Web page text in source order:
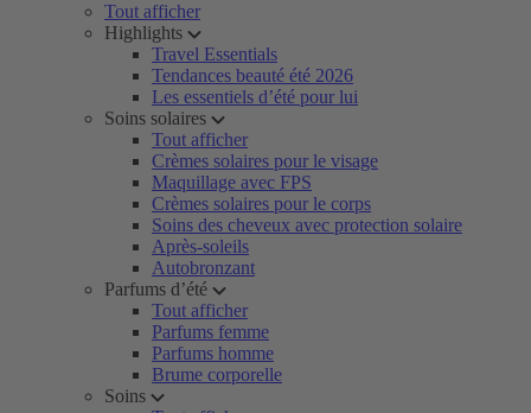
Tout afficher
Highlights
Travel Essentials
Tendances beauté été 2026
Les essentiels d’été pour lui
Soins solaires
Tout afficher
Crèmes solaires pour le visage
Maquillage avec FPS
Crèmes solaires pour le corps
Soins des cheveux avec protection solaire
Après-soleils
Autobronzant
Parfums d’été
Tout afficher
Parfums femme
Parfums homme
Brume corporelle
Soins